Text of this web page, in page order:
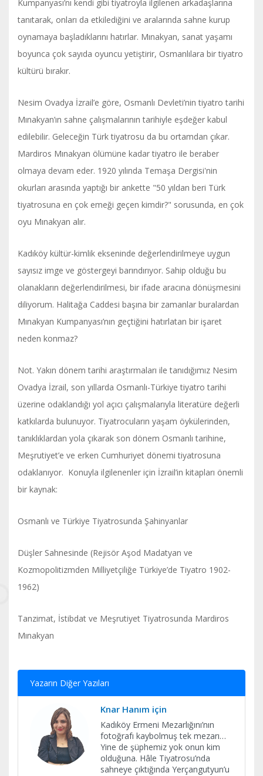
Kumpanyası’nı kendi gibi tiyatroyla ilgilenen arkadaşlarına
tanıtarak, onları da etkilediğini ve aralarında sahne kurup
oynamaya başladıklarını hatırlar. Mınakyan, sanat yaşamı
boyunca çok sayıda oyuncu yetiştirir, Osmanlılara bir tiyatro
kültürü bırakır.
Nesim Ovadya İzrail’e göre, Osmanlı Devleti’nin tiyatro tarihi
Mınakyan’ın sahne çalışmalarının tarihiyle eşdeğer kabul
edilebilir. Geleceğin Türk tiyatrosu da bu ortamdan çıkar.
Mardiros Mınakyan ölümüne kadar tiyatro ile beraber
olmaya devam eder. 1920 yılında Temaşa Dergisi'nin
okurları arasında yaptığı bir ankette "50 yıldan beri Türk
tiyatrosuna en çok emeği geçen kimdir?" sorusunda, en çok
oyu Mınakyan alır.
Kadıköy kültür-kimlik ekseninde değerlendirilmeye uygun
sayısız imge ve göstergeyi barındırıyor. Sahip olduğu bu
olanakların değerlendirilmesi, bir ifade aracına dönüşmesini
diliyorum. Halitağa Caddesi başına bir zamanlar buralardan
Mınakyan Kumpanyası’nın geçtiğini hatırlatan bir işaret
neden konmaz?
Not. Yakın dönem tarihi araştırmaları ile tanıdığımız Nesim
Ovadya İzrail, son yıllarda Osmanlı-Türkiye tiyatro tarihi
üzerine odaklandığı yol açıcı çalışmalarıyla literatüre değerli
katkılarda bulunuyor. Tiyatrocuların yaşam öykülerinden,
tanıklıklardan yola çıkarak son dönem Osmanlı tarihine,
Meşrutiyet’e ve erken Cumhuriyet dönemi tiyatrosuna
odaklanıyor. Konuyla ilgilenenler için İzrail’in kitapları önemli
bir kaynak:
Osmanlı ve Türkiye Tiyatrosunda Şahinyanlar
Düşler Sahnesinde (Rejisör Aşod Madatyan ve
Kozmopolitizmden Milliyetçiliğe Türkiye’de Tiyatro 1902-
1962)
Tanzimat, İstibdat ve Meşrutiyet Tiyatrosunda Mardiros
Mınakyan
Yazarın Diğer Yazıları
Knar Hanım için
Kadıköy Ermeni Mezarlığını’nın
fotoğrafı kaybolmuş tek mezarı…
Yine de şüphemiz yok onun kim
olduğuna. Hâle Tiyatrosu’nda
sahneye çıktığında Yerçangutyun’u